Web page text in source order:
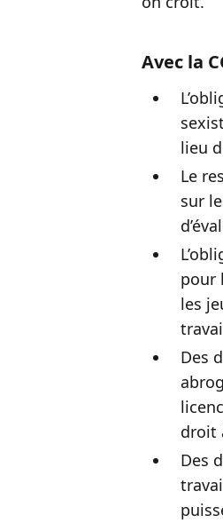
Avec la
lieu
Le
sur
pour
les
Des
droit
Des